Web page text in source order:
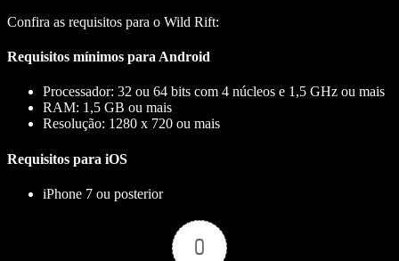
Confira as requisitos para o Wild Rift:
Requisitos mínimos para Android
Processador: 32 ou 64 bits com 4 núcleos e 1,5 GHz ou mais
RAM: 1,5 GB ou mais
Resolução: 1280 x 720 ou mais
Requisitos para iOS
iPhone 7 ou posterior
0